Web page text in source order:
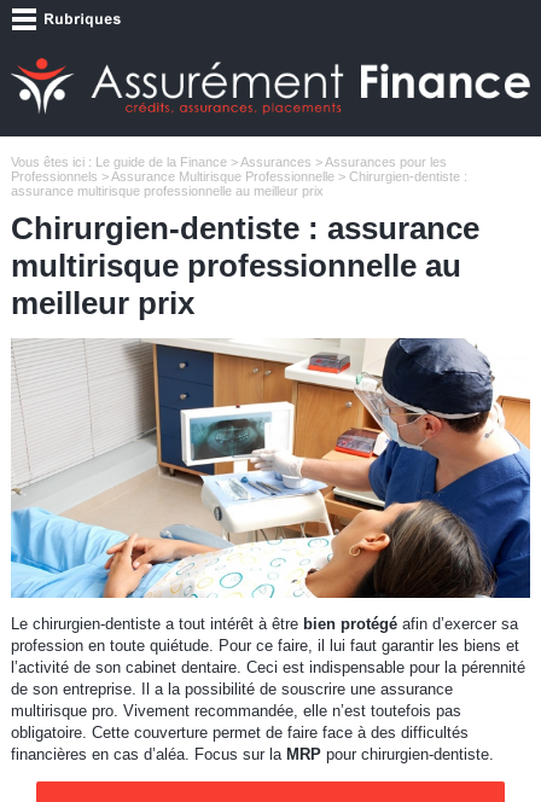
Vous êtes ici : Le guide de la Finance>Assurances >Assurances pour les
Professionnels >Assurance Multirisque Professionnelle> Chirurgien-dentiste :
assurance multirisque professionnelle au meilleur prix
Chirurgien-dentiste : assurance
multirisque professionnelle au
meilleur prix
Le chirurgien-dentiste a tout intérêt à être bien protégéafin d’exercer sa
profession en toute quiétude. Pour ce faire, il lui faut garantir les biens et
l’activité de son cabinet dentaire. Ceci est indispensable pour la pérennité
de son entreprise. Il a la possibilité de souscrire une assurance
multirisque pro. Vivement recommandée, elle n’est toutefois pas
obligatoire. Cette couverture permet de faire face à des difficultés
financières en cas d’aléa. Focus sur la MRPpour chirurgien-dentiste.